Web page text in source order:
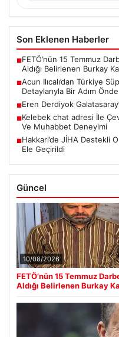
Son Eklenen Haberler
■FETÖ’nün 15 Temmuz
Aldığı Belirlenen Burkay
■Acun Ilıcalı’dan Türkiye
Detaylarıyla Bir Adım Önde
■Eren Derdiyok
■Kelebek chat adresi İle
Ve Muhabbet Deneyimi
■Hakkari’de JİHA Destekli
Ele Geçirildi
Güncel
10/08/2026
FETÖ’nün 15 Temmuz
Aldığı Belirlenen Burkay